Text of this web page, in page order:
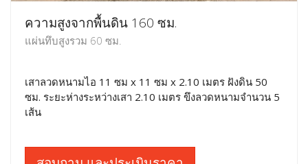
ความสูงจากพื้นดิน 160 ซม.
แผ่นทึบสูงรวม 60 ซม.
เสาลวดหนามไอ 11 ซม x 11 ซม x 2.10 เมตร ฝังดิน 50
ซม. ระยะห่างระหว่างเสา 2.10 เมตร ขึงลวดหนามจำนวน 5
เส้น